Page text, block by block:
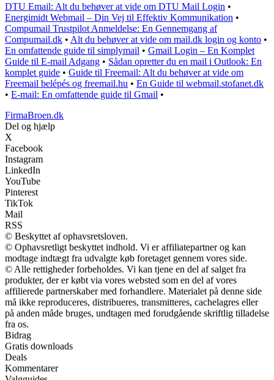
DTU Email: Alt du behøver at vide om DTU Mail Login •
Energimidt Webmail – Din Vej til Effektiv Kommunikation •
Compumail Trustpilot Anmeldelse: En Gennemgang af
Compumail.dk • Alt du behøver at vide om mail.dk login og konto •
En omfattende guide til simplymail • Gmail Login – En Komplet
Guide til E-mail Adgang • Sådan opretter du en mail i Outlook: En
komplet guide • Guide til Freemail: Alt du behøver at vide om
Freemail belépés og freemail.hu • En Guide til webmail.stofanet.dk
• E-mail: En omfattende guide til Gmail •
FirmaBroen.dk
Del og hjælp
X
Facebook
Instagram
LinkedIn
YouTube
Pinterest
TikTok
Mail
RSS
© Beskyttet af ophavsretsloven.
© Ophavsretligt beskyttet indhold. Vi er affiliatepartner og kan
modtage indtægt fra udvalgte køb foretaget gennem vores side.
© Alle rettigheder forbeholdes. Vi kan tjene en del af salget fra
produkter, der er købt via vores websted som en del af vores
affilierede partnerskaber med forhandlere. Materialet på denne side
må ikke reproduceres, distribueres, transmitteres, cachelagres eller
på anden måde bruges, undtagen med forudgående skriftlig tilladelse
fra os.
Bidrag
Gratis downloads
Deals
Kommentarer